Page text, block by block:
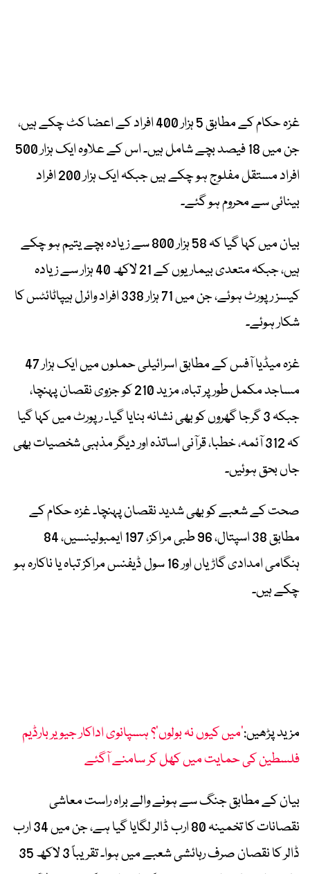
غزہ حکام کے مطابق 5 ہزار 400 افراد کے اعضا کٹ چکے ہیں،
جن میں 18 فیصد بچے شامل ہیں۔ اس کے علاوہ ایک ہزار 500
افراد مستقل مفلوج ہو چکے ہیں جبکہ ایک ہزار 200 افراد
بینائی سے محروم ہو گئے۔
بیان میں کہا گیا کہ 58 ہزار 800 سے زیادہ بچے یتیم ہو چکے
ہیں، جبکہ متعدی بیماریوں کے 21 لاکھ 40 ہزار سے زیادہ
کیسز رپورٹ ہوئے، جن میں 71 ہزار 338 افراد وائرل ہیپاٹائٹس کا
شکار ہوئے۔
غزہ میڈیا آفس کے مطابق اسرائیلی حملوں میں ایک ہزار 47
مساجد مکمل طور پر تباہ، مزید 210 کو جزوی نقصان پہنچا،
جبکہ 3 گرجا گھروں کو بھی نشانہ بنایا گیا۔ رپورٹ میں کہا گیا
کہ 312 آئمہ، خطبا، قرآنی اساتذہ اور دیگر مذہبی شخصیات بھی
جاں بحق ہوئیں۔
صحت کے شعبے کو بھی شدید نقصان پہنچا۔ غزہ حکام کے
مطابق 38 اسپتال، 96 طبی مراکز، 197 ایمبولینسیں، 84
ہنگامی امدادی گاڑیاں اور 16 سول ڈیفنس مراکز تباہ یا ناکارہ ہو
چکے ہیں۔
مزید پڑھیں:’میں کیوں نہ بولوں‘؟ ہسپانوی اداکار جیویر بارڈیم
فلسطین کی حمایت میں کھل کر سامنے آگئے
بیان کے مطابق جنگ سے ہونے والے براہ راست معاشی
نقصانات کا تخمینہ 80 ارب ڈالر لگایا گیا ہے، جن میں 34 ارب
ڈالر کا نقصان صرف رہائشی شعبے میں ہوا۔ تقریباً 3 لاکھ 35